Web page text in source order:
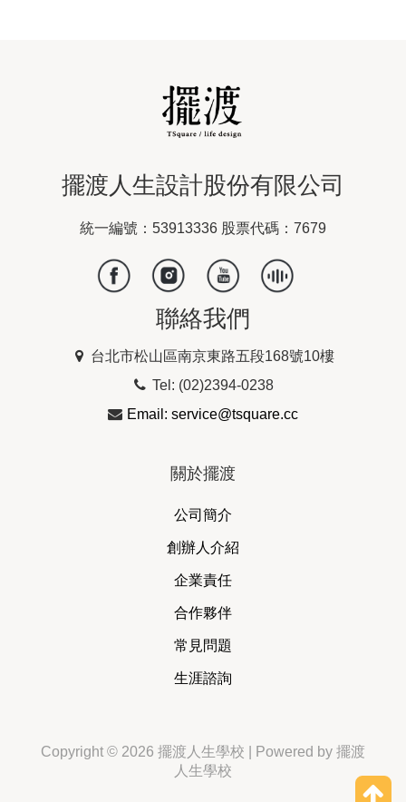
擺渡人生設計股份有限公司
統一編號：53913336 股票代碼：7679
聯絡我們
台北市松山區南京東路五段168號10樓
Tel: (02)2394-0238
Email: service@tsquare.cc
關於擺渡
公司簡介
創辦人介紹
企業責任
合作夥伴
常見問題
生涯諮詢
Copyright © 2026 擺渡人生學校 | Powered by 擺渡
人生學校